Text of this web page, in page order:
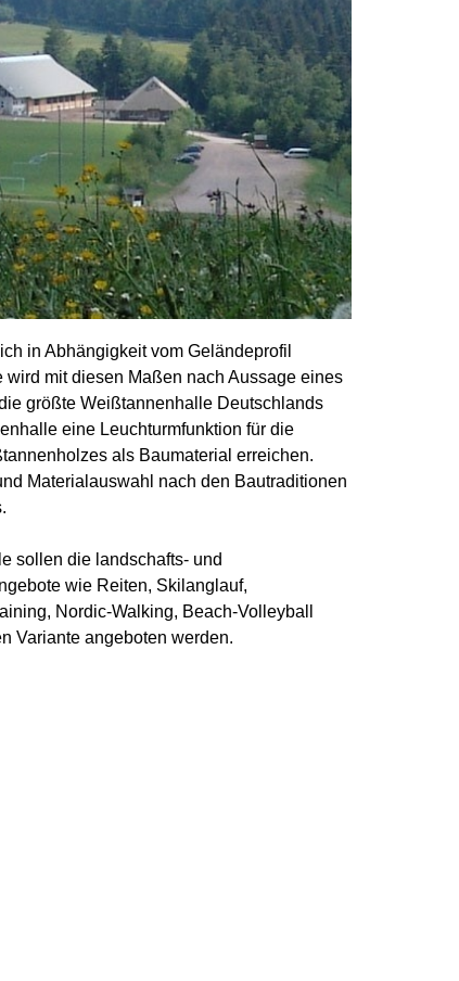
in Abhängigkeit vom Geländeprofil
mit diesen Maßen nach Aussage eines
größte Weißtannenhalle Deutschlands
eine Leuchturmfunktion für die
als Baumaterial erreichen.
Materialauswahl nach den Bautraditionen
sollen die landschafts- und
wie Reiten, Skilanglauf,
Nordic-Walking, Beach-Volleyball
Variante angeboten werden.